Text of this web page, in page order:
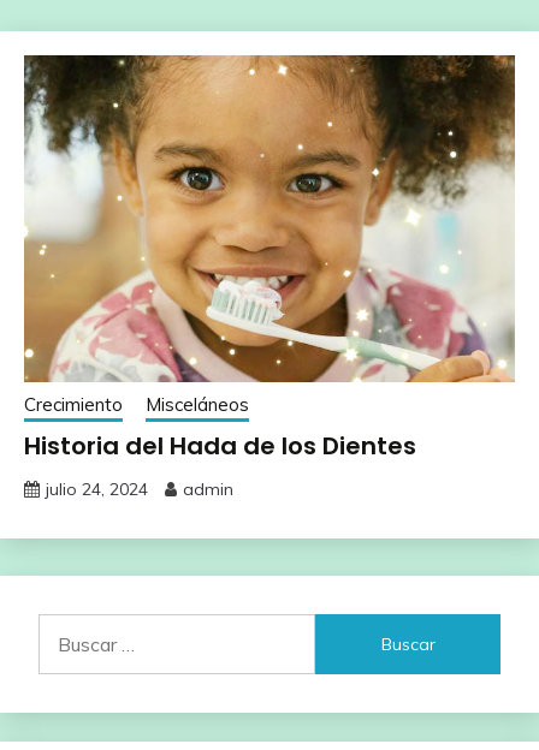
Crecimiento Misceláneos
Historia del Hada de los Dientes
julio 24, 2024 admin